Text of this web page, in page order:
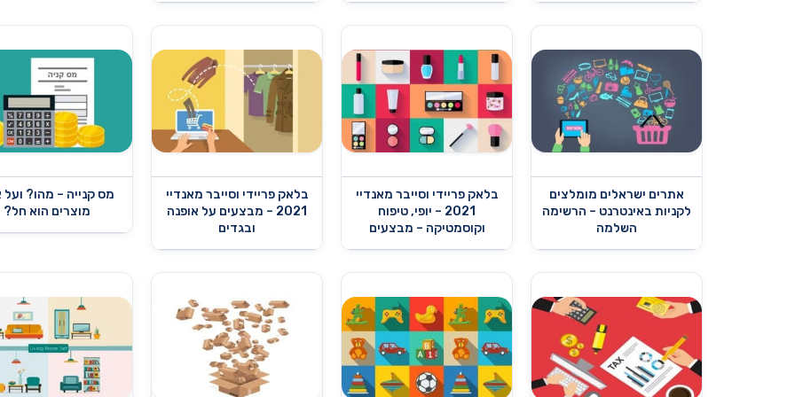
אתרים ישראלים מומלצים
לקניות באינטרנט – הרשימה
השלמה
בלאק פריידי וסייבר מאנדיי
2021 – יופי, טיפוח
וקוסמטיקה – מבצעים
בלאק פריידי וסייבר מאנדיי
2021 – מבצעים על אופנה
ובגדים
מס קנייה – מהו? ועל
מוצרים הוא חל?